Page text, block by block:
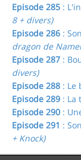
Episode 285 :
8 + divers)
Episode 286 :
dragon de
Episode 287 :
divers)
Episode 288 : Le
Episode 289 : La
Episode 290 :
Episode 291 :
+ Knock)